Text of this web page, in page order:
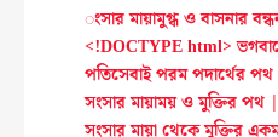
ংসার মায়ামুগ্ধ ও বাসনার
<!DOCTYPE html>
পতিসেবাই পরম পদার্থের পথ
সংসার মায়াময় ও মুক্তির পথ |
সংসার মায়া থেকে মুক্তির